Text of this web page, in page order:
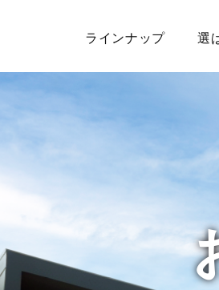
ラインナップ 選